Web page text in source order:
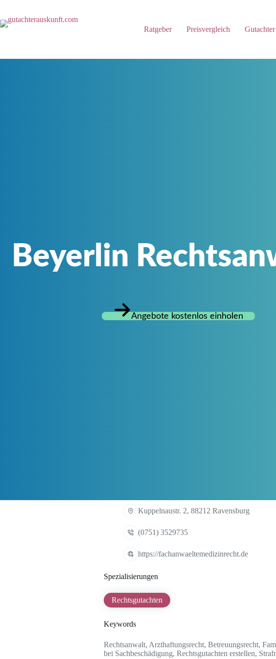
springen
Ratgeber
Preisvergleich
Beyerlin
Angebote kostenlos einholen
Kuppelnaustr. 2, 88212 Ravensburg
(0751) 3529735
https://fachanwaeltemedizinrecht.de
Spezialisierungen
Rechtsgutachten
Keywords
Rechtsanwalt, Arzthaftungsrecht, Betreuungsrecht,
bei Sachbeschädigung, Rechtsgutachten erstellen,